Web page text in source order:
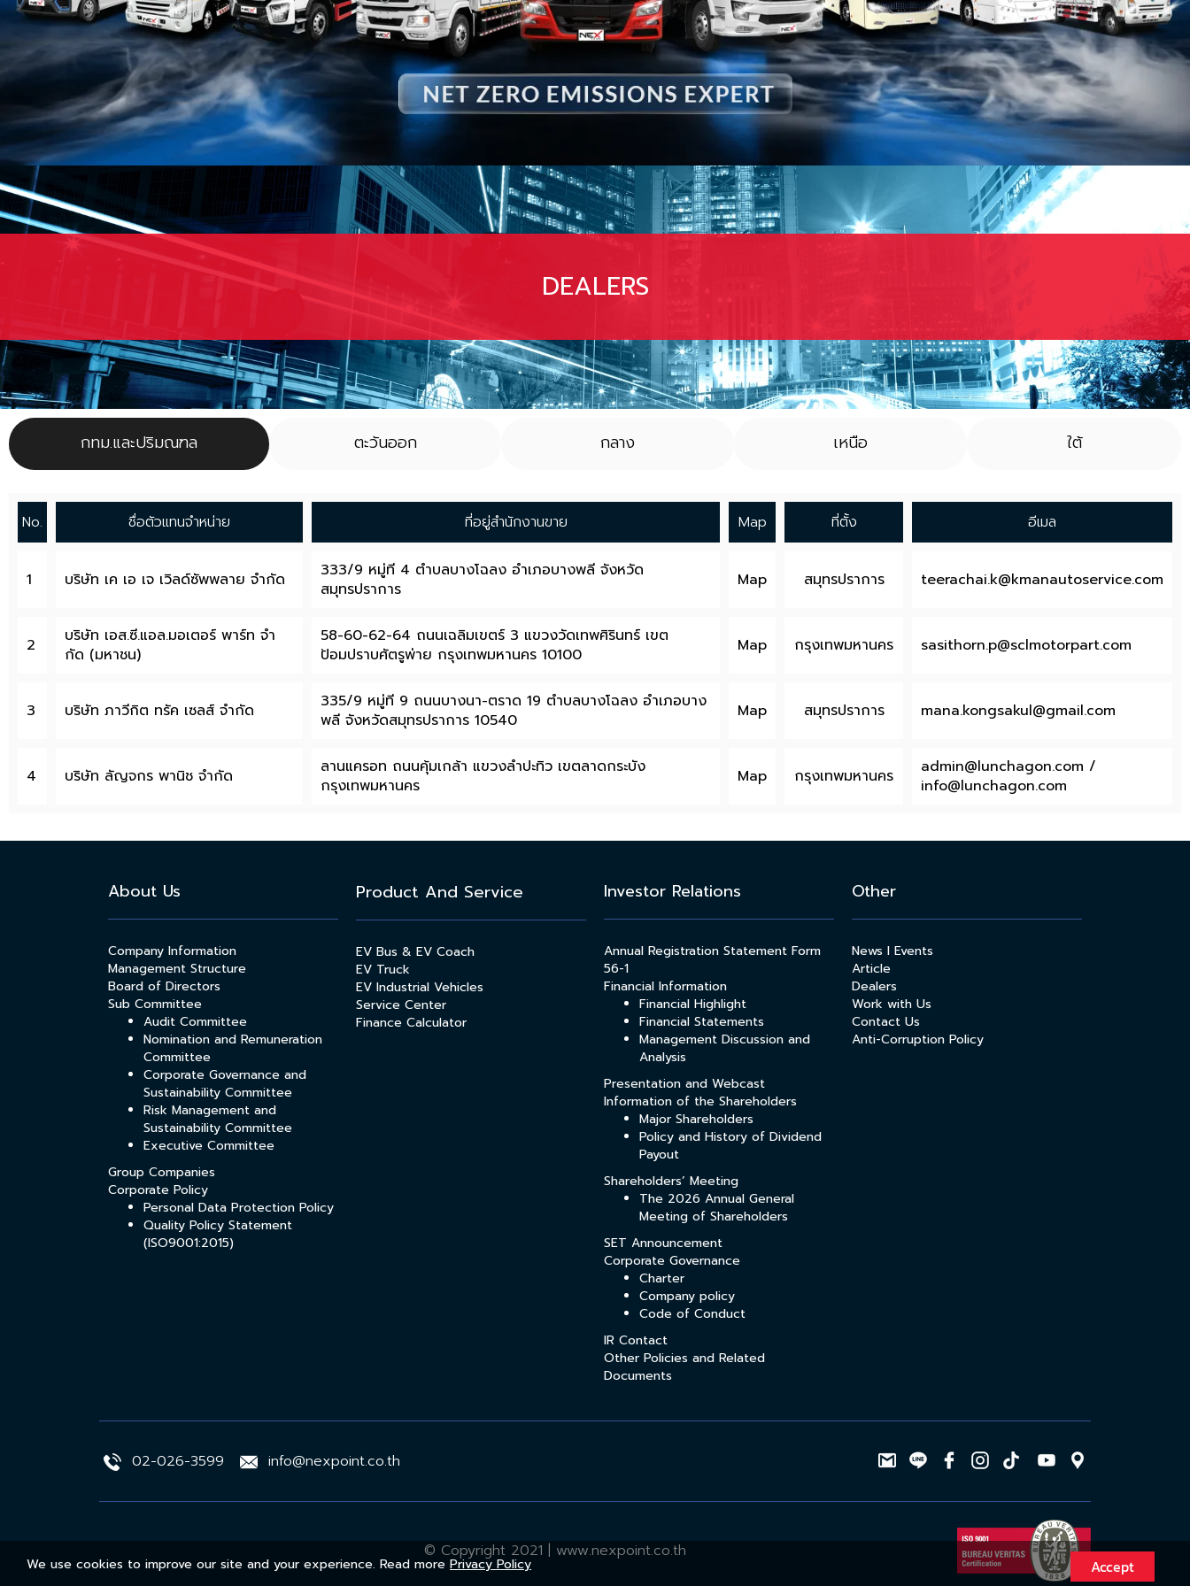
DEALERS
กทม.และปริมณฑล ตะวันออก กลาง เหนือ ใต้
No. ชื่อตัวแทนจำหน่าย ที่อยู่สำนักงานขาย Map ที่ตั้ง อีเมล
1 บริษัท เค เอ เจ เวิลด์ซัพพลาย จํากัด
333/9 หมู่ที 4 ตำบลบางโฉลง อำเภอบางพลี จังหวัด
สมุทรปราการ
Map สมุทรปราการ teerachai.k@kmanautoservice.com
2
บริษัท เอส.ซี.แอล.มอเตอร์ พาร์ท จํา
กัด (มหาชน)
58-60-62-64 ถนนเฉลิมเขตร์ 3 แขวงวัดเทพศิรินทร์ เขต
ป้อมปราบศัตรูพ่าย กรุงเทพมหานคร 10100
Map กรุงเทพมหานคร sasithorn.p@sclmotorpart.com
3 บริษัท ภาวีกิต ทรัค เซลส์ จํากัด
335/9 หมู่ที 9 ถนนบางนา-ตราด 19 ตําบลบางโฉลง อําเภอบาง
พลี จังหวัดสมุทรปราการ 10540
Map สมุทรปราการ mana.kongsakul@gmail.com
4 บริษัท ลัญจกร พานิช จํากัด
ลานแครอท ถนนคุ้มเกล้า แขวงลําปะทิว เขตลาดกระบัง
กรุงเทพมหานคร
Map กรุงเทพมหานคร admin@lunchagon.com /
info@lunchagon.com
About Us
Company Information
Management Structure
Board of Directors
Sub Committee
Audit Committee
Nomination and Remuneration
Committee
Corporate Governance and
Sustainability Committee
Risk Management and
Sustainability Committee
Executive Committee
Group Companies
Corporate Policy
Personal Data Protection Policy
Quality Policy Statement
(ISO9001:2015)
Product And Service
EV Bus & EV Coach
EV Truck
EV Industrial Vehicles
Service Center
Finance Calculator
Investor Relations
Annual Registration Statement Form
56-1
Financial Information
Financial Highlight
Financial Statements
Management Discussion and
Analysis
Presentation and Webcast
Information of the Shareholders
Major Shareholders
Policy and History of Dividend
Payout
Shareholders’ Meeting
The 2026 Annual General
Meeting of Shareholders
SET Announcement
Corporate Governance
Charter
Company policy
Code of Conduct
IR Contact
Other Policies and Related
Documents
Other
News l Events
Article
Dealers
Work with Us
Contact Us
Anti-Corruption Policy
02-026-3599 info@nexpoint.co.th
© Copyright 2021 | www.nexpoint.co.th
We use cookies to improve our site and your experience. Read more Privacy Policy Accept